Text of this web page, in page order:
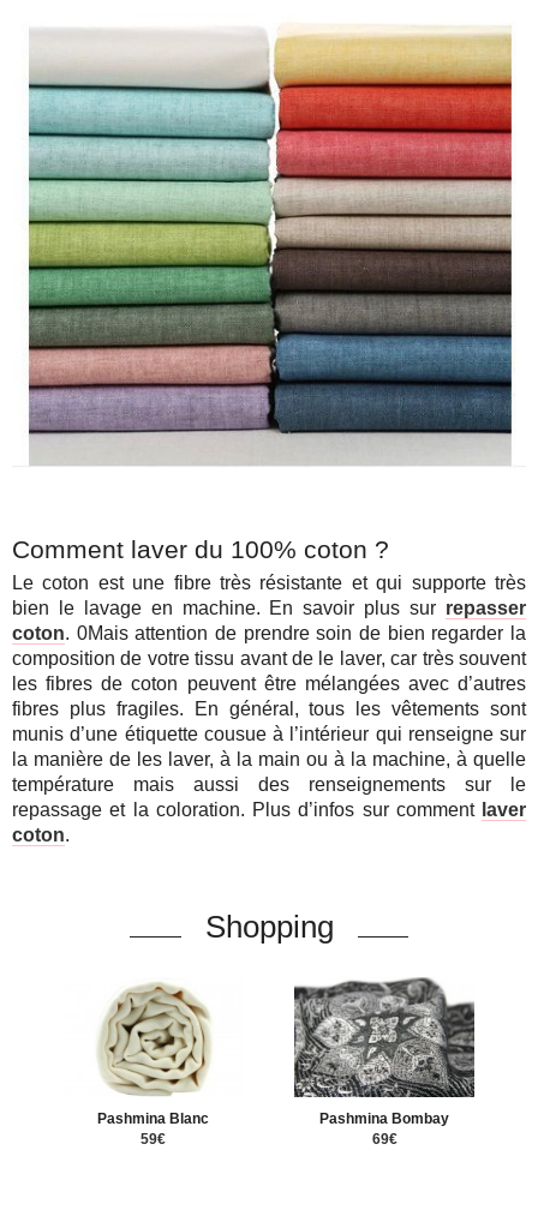
Comment laver du 100% coton ?
Le coton est une fibre très résistante et qui supporte très
bien le lavage en machine. En savoir plus sur repasser
coton. 0Mais attention de prendre soin de bien regarder la
composition de votre tissu avant de le laver, car très souvent
les fibres de coton peuvent être mélangées avec d’autres
fibres plus fragiles. En général, tous les vêtements sont
munis d’une étiquette cousue à l’intérieur qui renseigne sur
la manière de les laver, à la main ou à la machine, à quelle
température mais aussi des renseignements sur le
repassage et la coloration. Plus d’infos sur comment laver
coton.
Shopping
Pashmina Blanc
59€
Pashmina Bombay
69€